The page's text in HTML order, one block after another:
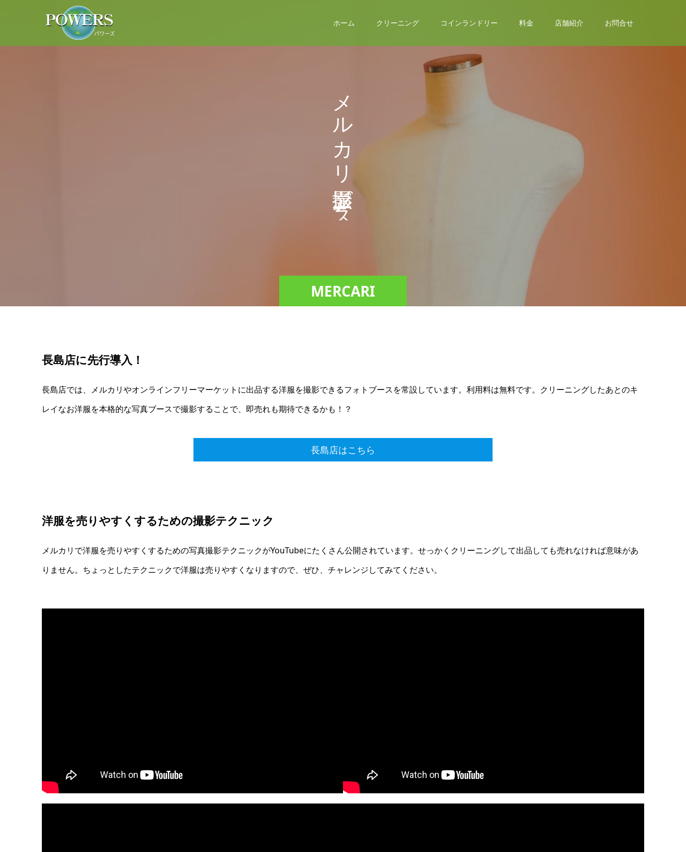
ホーム クリーニング コインランドリー 料金 店舗紹介 お問合せ
MERCARI
メ
ル
カ
リ
ブ
ス
長島店に先行導入！
長島店では、メルカリやオンラインフリーマーケットに出品する洋服を撮影できるフォトブースを常設しています。利用料は無料です。クリーニングしたあとのキ
レイなお洋服を本格的な写真ブースで撮影することで、即売れも期待できるかも！？
長島店はこちら
洋服を売りやすくするための撮影テクニック
メルカリで洋服を売りやすくするための写真撮影テクニックがYouTubeにたくさん公開されています。せっかくクリーニングして出品しても売れなければ意味があ
りません。ちょっとしたテクニックで洋服は売りやすくなりますので、ぜひ、チャレンジしてみてください。